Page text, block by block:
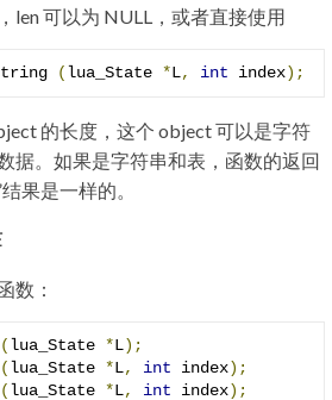
len 可以为 NULL，或者直接使用
(lua_State *L, int index);
的长度，这个 object 可以是字符
据。如果是字符串和表，函数的返回
果是一样的。
数：
(lua_State *L);
(lua_State *L, int index);
(lua_State *L, int index);